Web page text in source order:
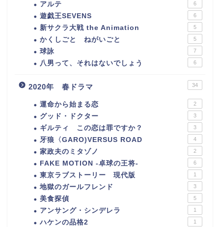
アルテ 6
遊戯王SEVENS 6
新サクラ大戦 the Animation 5
かくしごと ねがいごと 5
球詠 7
八男って、それはないでしょう 6
2020年 春ドラマ 34
運命から始まる恋 2
グッド・ドクター 3
ギルティ この恋は罪ですか？ 3
牙狼〈GARO)VERSUS ROAD 4
家政夫のミタゾノ 2
FAKE MOTION -卓球の王将- 6
東京ラブストーリー 現代版 1
地獄のガールフレンド 3
美食探偵 5
アンサング・シンデレラ 1
ハケンの品格2 1